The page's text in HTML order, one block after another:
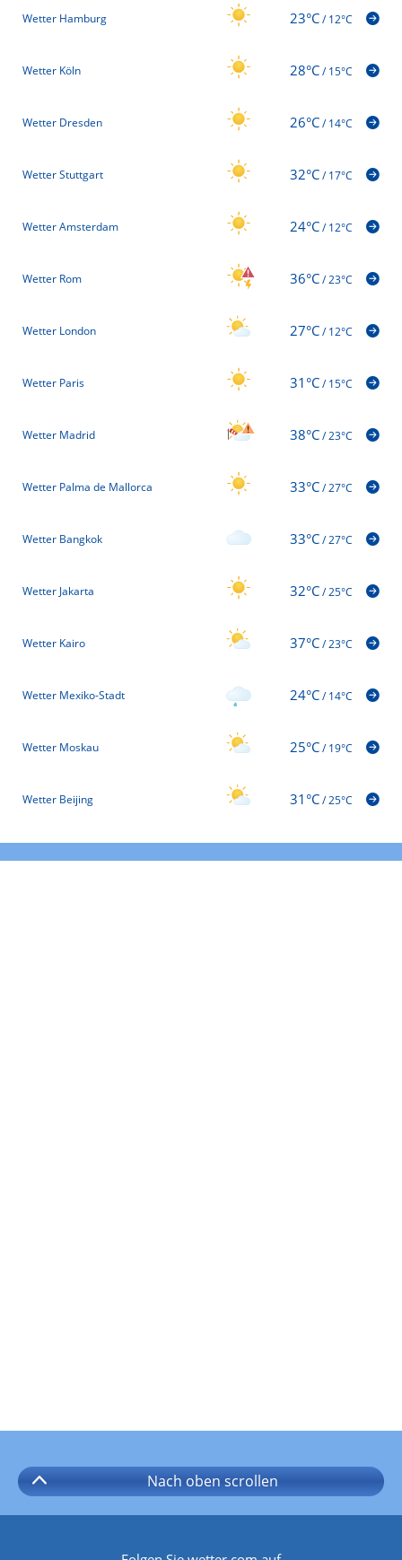
Wetter Hamburg 23°C/12°C
Wetter Köln 28°C/15°C
Wetter Dresden 26°C/14°C
Wetter Stuttgart 32°C/17°C
Wetter Amsterdam 24°C/12°C
Wetter Rom 36°C/23°C
Wetter London 27°C/12°C
Wetter Paris 31°C/15°C
Wetter Madrid 38°C/23°C
Wetter Palma de Mallorca 33°C/27°C
Wetter Bangkok 33°C/27°C
Wetter Jakarta 32°C/25°C
Wetter Kairo 37°C/23°C
Wetter Mexiko-Stadt 24°C/14°C
Wetter Moskau 25°C/19°C
Wetter Beijing 31°C/25°C
Nach oben scrollen